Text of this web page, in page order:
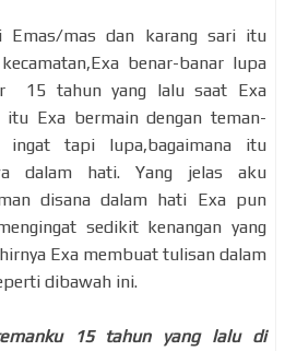
Emas/mas dan karang sari itu
benar-banar lupa
15 tahun yang lalu saat Exa
Exa bermain dengan teman-
ingat tapi lupa,bagaimana itu
dalam hati. Yang jelas aku
disana dalam hati Exa pun
sedikit kenangan yang
Exa membuat tulisan dalam
dibawah ini.
15 tahun yang lalu di